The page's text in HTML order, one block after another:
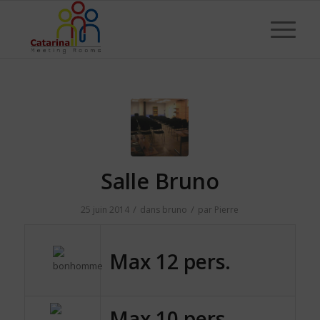
Salle Bruno
25 juin 2014 / dans bruno / par Pierre
Max 12 pers.